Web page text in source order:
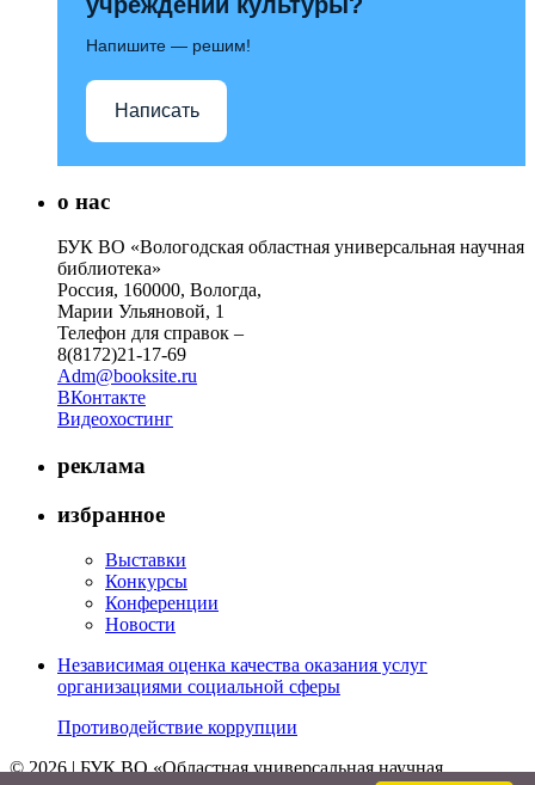
Напишите — решим!
Написать
о нас
БУК ВО «Вологодская областная универсальная научная
библиотека»
Россия, 160000, Вологда,
Марии Ульяновой, 1
Телефон для справок –
8(8172)21-17-69
Adm@booksite.ru
ВКонтакте
Видеохостинг
реклама
избранное
Выставки
Конкурсы
Конференции
Новости
Независимая оценка качества оказания услуг
организациями социальной сферы
Противодействие коррупции
© 2026 | БУК ВО «Областная универсальная научная